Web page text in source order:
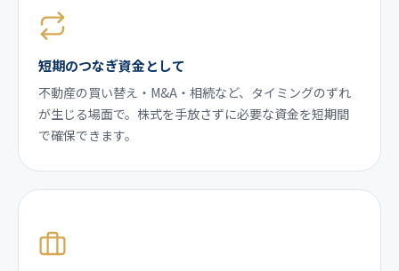
短期のつなぎ資金として
不動産の買い替え・M&A・相続など、タイミングのずれ
が生じる場面で。株式を手放さずに必要な資金を短期間
で確保できます。